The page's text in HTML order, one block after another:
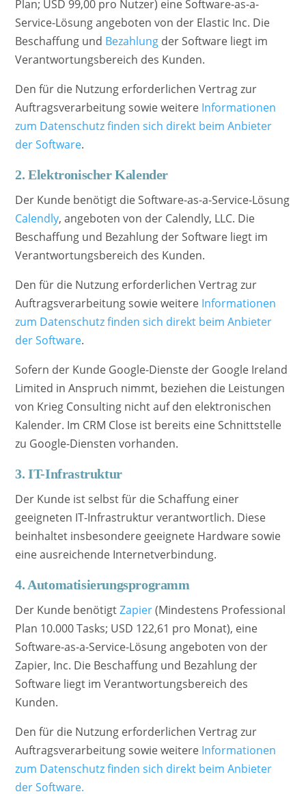
Plan; USD 99,00 pro Nutzer) eine Software-as-a-
Service-Lösung angeboten von der Elastic Inc. Die
Beschaffung und Bezahlung der Software liegt im
Verantwortungsbereich des Kunden.
Den für die Nutzung erforderlichen Vertrag zur
Auftragsverarbeitung sowie weitere Informationen
zum Datenschutz finden sich direkt beim Anbieter
der Software.
2. Elektronischer Kalender
Der Kunde benötigt die Software-as-a-Service-Lösung
Calendly, angeboten von der Calendly, LLC. Die
Beschaffung und Bezahlung der Software liegt im
Verantwortungsbereich des Kunden.
Den für die Nutzung erforderlichen Vertrag zur
Auftragsverarbeitung sowie weitere Informationen
zum Datenschutz finden sich direkt beim Anbieter
der Software.
Sofern der Kunde Google-Dienste der Google Ireland
Limited in Anspruch nimmt, beziehen die Leistungen
von Krieg Consulting nicht auf den elektronischen
Kalender. Im CRM Close ist bereits eine Schnittstelle
zu Google-Diensten vorhanden.
3. IT-Infrastruktur
Der Kunde ist selbst für die Schaffung einer
geeigneten IT-Infrastruktur verantwortlich. Diese
beinhaltet insbesondere geeignete Hardware sowie
eine ausreichende Internetverbindung.
4. Automatisierungsprogramm
Der Kunde benötigtZapier(Mindestens Professional
Plan 10.000 Tasks; USD 122,61 pro Monat), eine
Software-as-a-Service-Lösung angeboten von der
Zapier, Inc. Die Beschaffung und Bezahlung der
Software liegt im Verantwortungsbereich des
Kunden.
Den für die Nutzung erforderlichen Vertrag zur
Auftragsverarbeitung sowie weitere Informationen
zum Datenschutz finden sich direkt beim Anbieter
der Software.